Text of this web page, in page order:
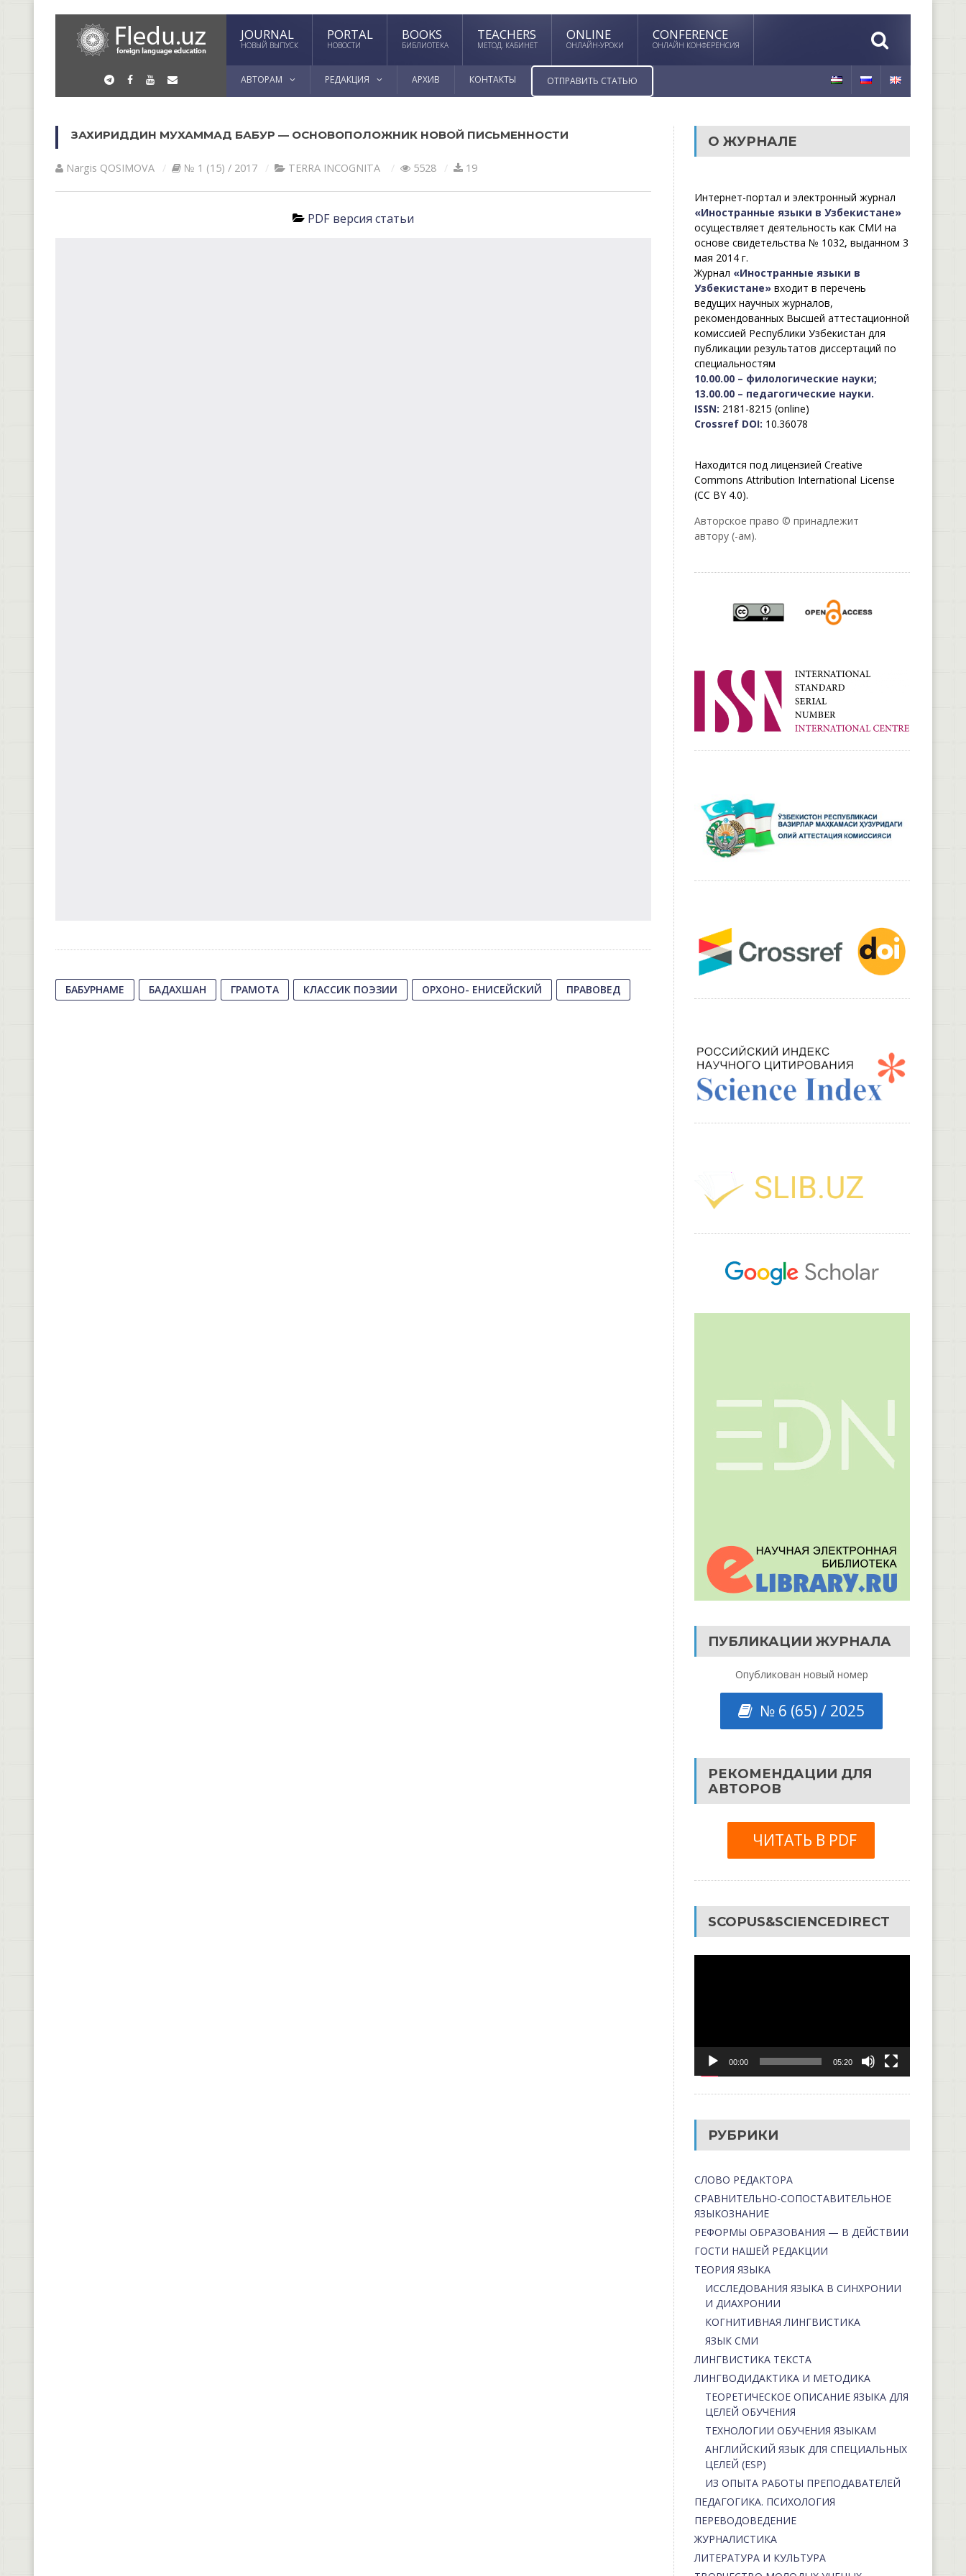
JOURNAL
НОВЫЙ ВЫПУСК
PORTAL
НОВОСТИ
BOOKS
БИБЛИОТЕКА
TEACHERS
МЕТОД. КАБИНЕТ
ONLINE
ОНЛАЙН-УРОКИ
CONFERENCE
ОНЛАЙН КОНФЕРЕНСИЯ
АВТОРАМ РЕДАКЦИЯ АРХИВ КОНТАКТЫ ОТПРАВИТЬ СТАТЬЮ
ЗАХИРИДДИН МУХАММАД БАБУР — ОСНОВОПОЛОЖНИК НОВОЙ ПИСЬМЕННОСТИ
Nargis QOSIMOVА № 1 (15) / 2017 TERRA INCOGNITA 5528 19
PDF версия статьи
БАБУРНАМЕ БАДАХШАН ГРАМОТА КЛАССИК ПОЭЗИИ ОРХОНО- ЕНИСЕЙСКИЙ ПРАВОВЕД
О ЖУРНАЛЕ
Интернет-портал и электронный журнал
«Иностранные языки в Узбекистане»
осуществляет деятельность как СМИ на
основе свидетельства № 1032, выданном 3
мая 2014 г.
Журнал «Иностранные языки в
Узбекистане»входит в перечень
ведущих научных журналов,
рекомендованных Высшей аттестационной
комиссией Республики Узбекистан для
публикации результатов диссертаций по
специальностям
10.00.00 – филологические науки;
13.00.00 – педагогические науки.
ISSN: 2181-8215 (online)
Crossref DOI: 10.36078
Находится под лицензией Creative
Commons Attribution International License
(CC BY 4.0).
Авторское право © принадлежит
автору (-ам).
ПУБЛИКАЦИИ ЖУРНАЛА
Опубликован новый номер
№ 6 (65) / 2025
РЕКОМЕНДАЦИИ ДЛЯ
АВТОРОВ
ЧИТАТЬ В PDF
SCOPUS&SCIENCEDIRECT
00:00 05:20
РУБРИКИ
СЛОВО РЕДАКТОРА
СРАВНИТЕЛЬНО-СОПОСТАВИТЕЛЬНОЕ
ЯЗЫКОЗНАНИЕ
РЕФОРМЫ ОБРАЗОВАНИЯ — В ДЕЙСТВИИ
ГОСТИ НАШЕЙ РЕДАКЦИИ
ТЕОРИЯ ЯЗЫКА
ИССЛЕДОВАНИЯ ЯЗЫКА В СИНХРОНИИ
И ДИАХРОНИИ
КОГНИТИВНАЯ ЛИНГВИСТИКА
ЯЗЫК СМИ
ЛИНГВИСТИКА ТЕКСТА
ЛИНГВОДИДАКТИКА И МЕТОДИКА
ТЕОРЕТИЧЕСКОЕ ОПИСАНИЕ ЯЗЫКА ДЛЯ
ЦЕЛЕЙ ОБУЧЕНИЯ
ТЕХНОЛОГИИ ОБУЧЕНИЯ ЯЗЫКАМ
АНГЛИЙСКИЙ ЯЗЫК ДЛЯ СПЕЦИАЛЬНЫХ
ЦЕЛЕЙ (ESP)
ИЗ ОПЫТА РАБОТЫ ПРЕПОДАВАТЕЛЕЙ
ПЕДАГОГИКА. ПСИХОЛОГИЯ
ПЕРЕВОДОВЕДЕНИЕ
ЖУРНАЛИСТИКА
ЛИТЕРАТУРА И КУЛЬТУРА